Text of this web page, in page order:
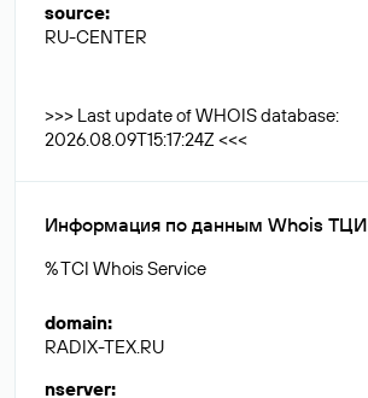
source:
RU-CENTER
>>> Last update of WHOIS database:
2026.08.09T15:17:24Z <<<
Информация по данным Whois ТЦИ
% TCI Whois Service
domain:
RADIX-TEX.RU
nserver: